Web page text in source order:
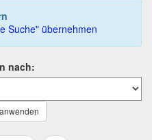
Suche" übernehmen
nach: